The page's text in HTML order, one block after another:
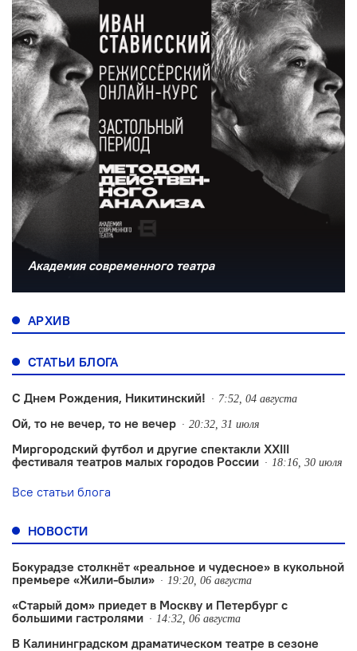
Академия современного театра
АРХИВ
СТАТЬИ БЛОГА
С Днем Рождения, Никитинский! 7:52, 04 августа
Ой, то не вечер, то не вечер 20:32, 31 июля
Миргородский футбол и другие спектакли XXIII
фестиваля театров малых городов России
18:16, 30 июля
Все статьи блога
НОВОСТИ
Бокурадзе столкнëт «реальное и чудесное» в кукольной
премьере «Жили-были»
19:20, 06 августа
«Старый дом» приедет в Москву и Петербург с
большими гастролями
14:32, 06 августа
В Калининградском драматическом театре в сезоне